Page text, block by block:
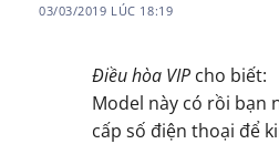
03/03/2019 LÚC 18:19
Điều hòa VIP cho biết:
Model này có rồi bạn
cấp số điện thoại để